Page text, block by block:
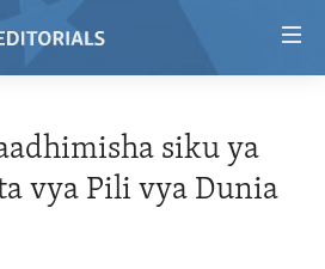
siku ya
vya Pili vya Dunia